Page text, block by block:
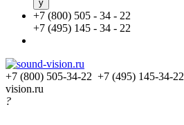
+7 (800) 505 - 34 - 22
+7 (495) 145 - 34 - 22
+7 (800) 505-34-22 +7 (495) 145-34-22
vision.ru
?